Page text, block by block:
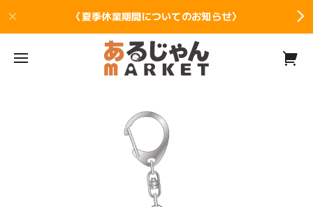
〈夏季休業期間についてのお知らせ〉